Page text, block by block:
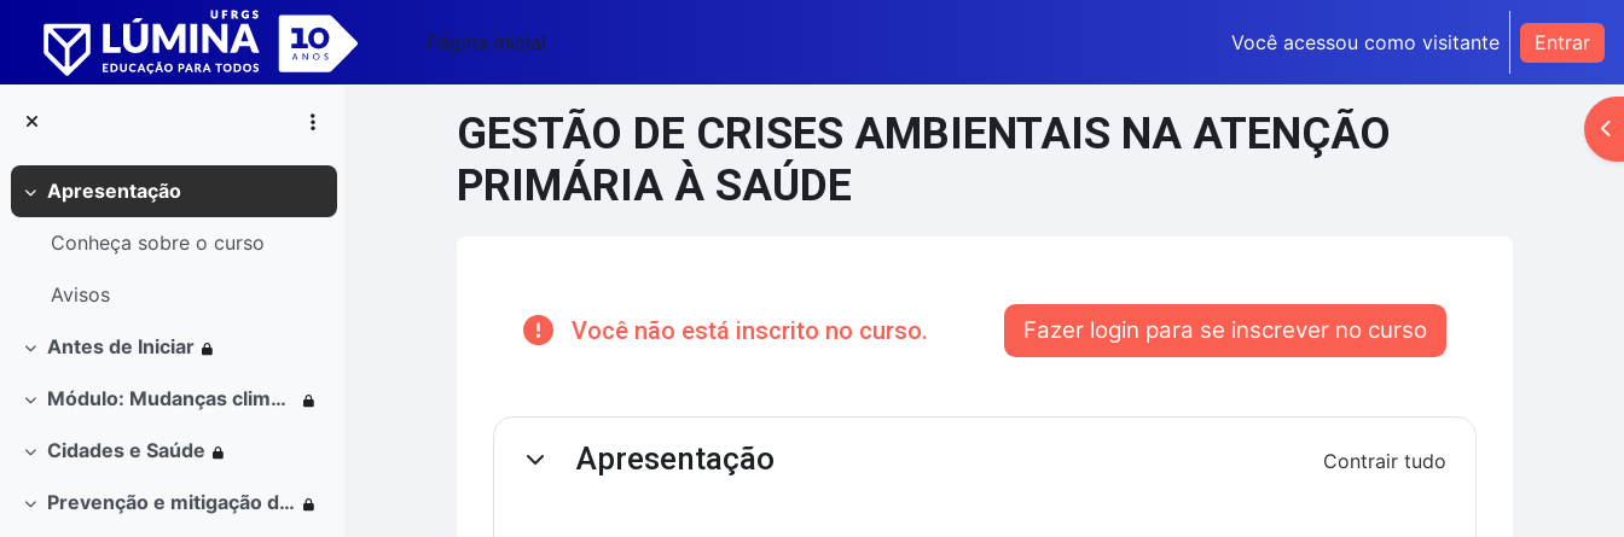
Ir para o conteúdo principal
Página inicial Você acessou como visitante Entrar
Contrair
Apresentação
Conheça sobre o curso
Avisos
Contrair
Antes de Iniciar
Contrair
Módulo: Mudanças climáticas, vulnerabilidades e saúde
Contrair
Cidades e Saúde
Contrair
Prevenção e mitigação de desastres
GESTÃO DE CRISES AMBIENTAIS NA ATENÇÃO
PRIMÁRIA À SAÚDE
Você não está inscrito no curso. Fazer login para se inscrever no curso
Contorno da seção
ContrairApresentação Contrair tudo